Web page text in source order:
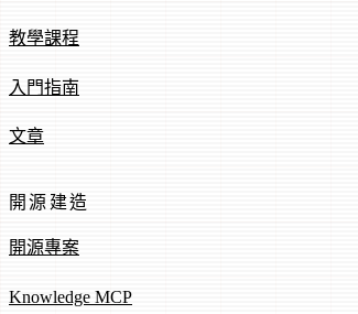
教學課程
入門指南
文章
開源建造
開源專案
Knowledge MCP